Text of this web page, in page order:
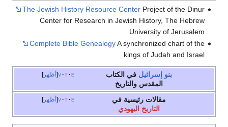
The Jewish History Resource CenterProject of the Dinur
Center for Research in Jewish History, The Hebrew
University of Jerusalem
Complete Bible GenealogyA synchronized chart of the
kings of Judah and Israel
أظهر بنو إسرائيلفي الكتاب
المقدس والتاريخ
أظهر
مقالات رئيسية في
التاريخ اليهودي